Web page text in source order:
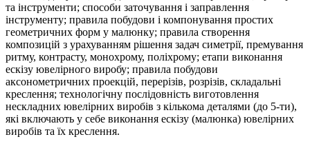
та інструменти; способи заточування і заправлення
інструменту; правила побудови і компонування простих
геометричних форм у малюнку; правила створення
композицій з урахуванням рішення задач симетрії, премування
ритму, контрасту, монохрому, поліхрому; етапи виконання
ескізу ювелірного виробу; правила побудови
аксонометричних проекцій, перерізів, розрізів, складальні
креслення; технологічну послідовність виготовлення
нескладних ювелірних виробів з кількома деталями (до 5-ти),
які включають у себе виконання ескізу (малюнка) ювелірних
виробів та їх креслення.